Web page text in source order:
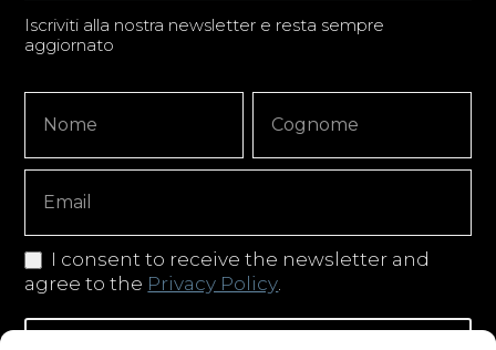
Iscriviti alla nostra newsletter e resta sempre
aggiornato
Signup
Copy
I consent to receive the newsletter and
agree to the Privacy Policy